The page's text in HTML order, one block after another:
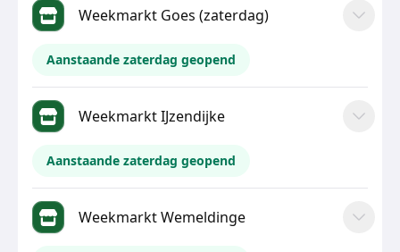
Weekmarkt Goes (zaterdag)
Aanstaande zaterdag geopend
Weekmarkt IJzendijke
Aanstaande zaterdag geopend
Weekmarkt Wemeldinge